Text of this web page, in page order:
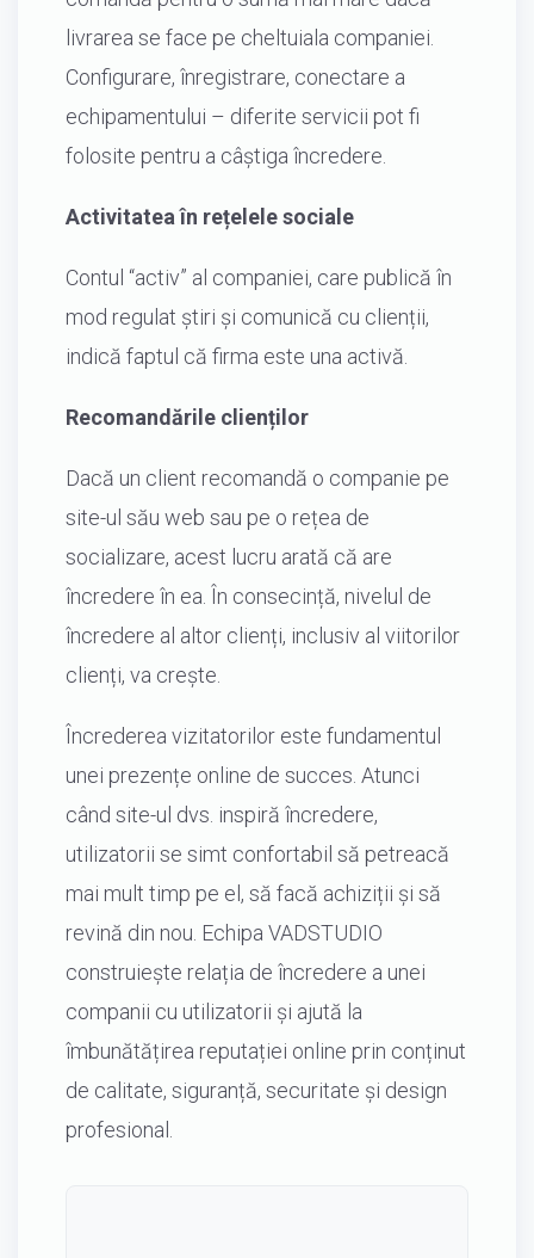
livrarea se face pe cheltuiala companiei.
Configurare, înregistrare, conectare a
echipamentului – diferite servicii pot fi
folosite pentru a câștiga încredere.
Activitatea în rețelele sociale
Contul “activ” al companiei, care publică în
mod regulat știri și comunică cu clienții,
indică faptul că firma este una activă.
Recomandările clienților
Dacă un client recomandă o companie pe
site-ul său web sau pe o rețea de
socializare, acest lucru arată că are
încredere în ea. În consecință, nivelul de
încredere al altor clienți, inclusiv al viitorilor
clienți, va crește.
Încrederea vizitatorilor este fundamentul
unei prezențe online de succes. Atunci
când site-ul dvs. inspiră încredere,
utilizatorii se simt confortabil să petreacă
mai mult timp pe el, să facă achiziții și să
revină din nou. Echipa VADSTUDIO
construiește relația de încredere a unei
companii cu utilizatorii și ajută la
îmbunătățirea reputației online prin conținut
de calitate, siguranță, securitate și design
profesional.